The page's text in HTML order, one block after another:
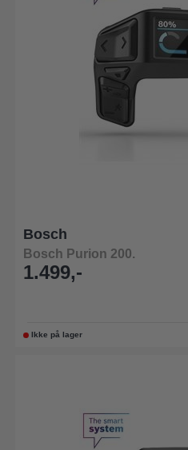
Bosch
Bosch Purion 200.
1.499,-
Ikke på lager